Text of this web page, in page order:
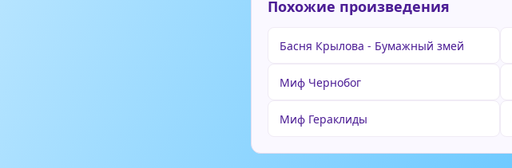
Похожие произведения
Басня Крылова - Бумажный змей
Миф Чернобог
Миф Гераклиды